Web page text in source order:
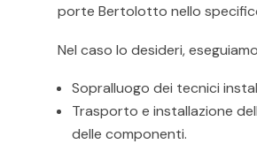
porte Bertolotto nello
Nel caso lo desideri,
Sopralluogo dei tecnici
Trasporto e installazione
delle componenti.